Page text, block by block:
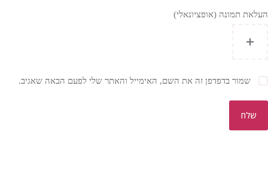
העלאת תמונה (אופציונאלי)
שמור בדפדפן זה את השם, האימייל והאתר שלי לפעם הבאה שאגיב.
שלח